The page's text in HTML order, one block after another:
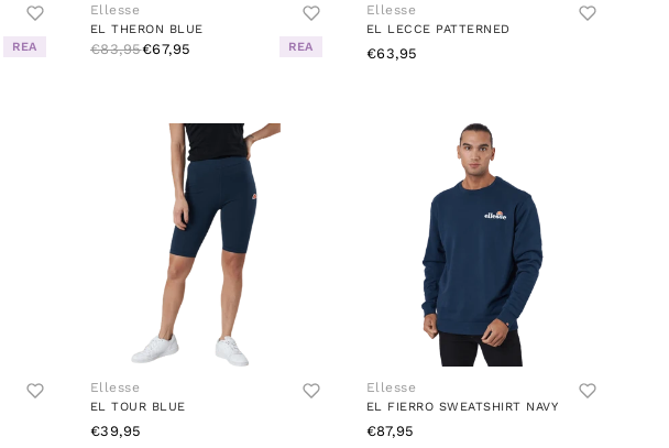
REA
Ellesse
EL THERON BLUE
€83,95€67,95 REA
Ellesse
EL LECCE PATTERNED
€63,95
Ellesse
EL TOUR BLUE
€39,95
Ellesse
EL FIERRO SWEATSHIRT NAVY
€87,95